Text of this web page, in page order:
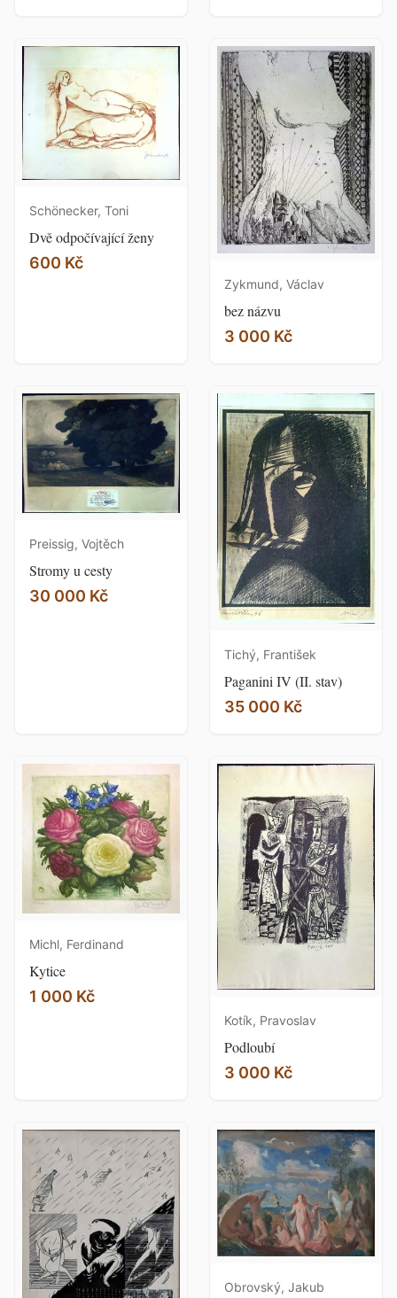
Schönecker, Toni
Dvě odpočívající ženy
600 Kč
Zykmund, Václav
bez názvu
3 000 Kč
Preissig, Vojtěch
Stromy u cesty
30 000 Kč
Tichý, František
Paganini IV (II. stav)
35 000 Kč
Michl, Ferdinand
Kytice
1 000 Kč
Kotík, Pravoslav
Podloubí
3 000 Kč
Obrovský, Jakub